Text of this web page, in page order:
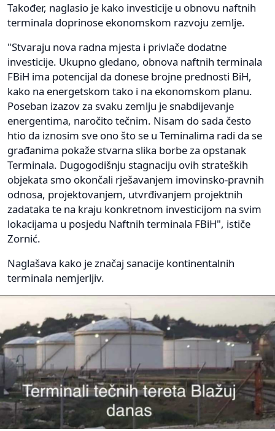
Također, naglasio je kako investicije u obnovu naftnih
terminala doprinose ekonomskom razvoju zemlje.
"Stvaraju nova radna mjesta i privlače dodatne
investicije. Ukupno gledano, obnova naftnih terminala
FBiH ima potencijal da donese brojne prednosti BiH,
kako na energetskom tako i na ekonomskom planu.
Poseban izazov za svaku zemlju je snabdijevanje
energentima, naročito tečnim. Nisam do sada često
htio da iznosim sve ono što se u Teminalima radi da se
građanima pokaže stvarna slika borbe za opstanak
Terminala. Dugogodišnju stagnaciju ovih strateških
objekata smo okončali rješavanjem imovinsko-pravnih
odnosa, projektovanjem, utvrđivanjem projektnih
zadataka te na kraju konkretnom investicijom na svim
lokacijama u posjedu Naftnih terminala FBiH", ističe
Zornić.
Naglašava kako je značaj sanacije kontinentalnih
terminala nemjerljiv.